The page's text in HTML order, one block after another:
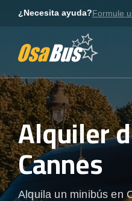
¿Necesita ayuda?Formule
Alquiler
Cannes
Alquila un minibús en